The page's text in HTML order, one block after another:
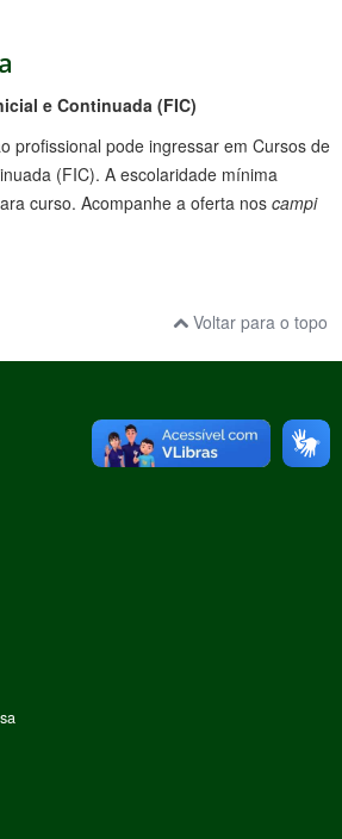
e Continuada (FIC)
profissional pode ingressar em Cursos de
(FIC). A escolaridade mínima
curso. Acompanhe a oferta nos campi
Voltar para o topo